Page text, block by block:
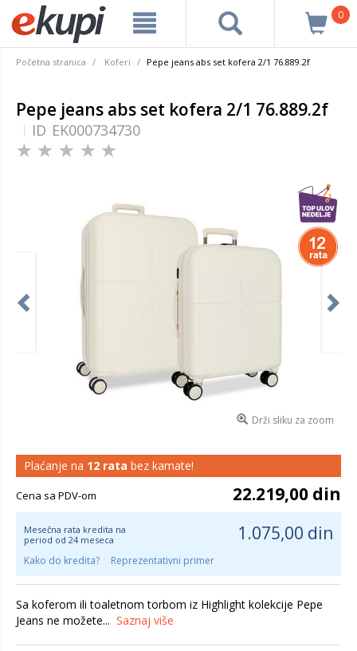
0
Početna stranica Koferi Pepe jeans abs set kofera 2/1 76.889.2f
Pepe jeans abs set kofera 2/1 76.889.2f
ID EK000734730
Drži sliku za zoom
Plaćanje na 12 rata bez kamate!
Cena sa PDV-om 22.219,00 din
Mesečna rata kredita na
period od 24 meseca
1.075,00 din
Kako do kredita? Reprezentativni primer
Sa koferom ili toaletnom torbom iz Highlight kolekcije Pepe
Jeans ne možete... Saznaj više